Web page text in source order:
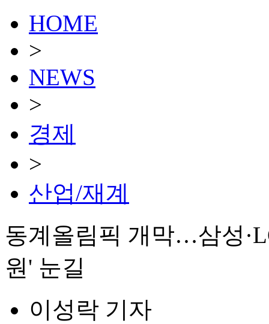
HOME
>
NEWS
>
경제
>
산업/재계
동계올림픽 개막…삼성
원' 눈길
이성락 기자